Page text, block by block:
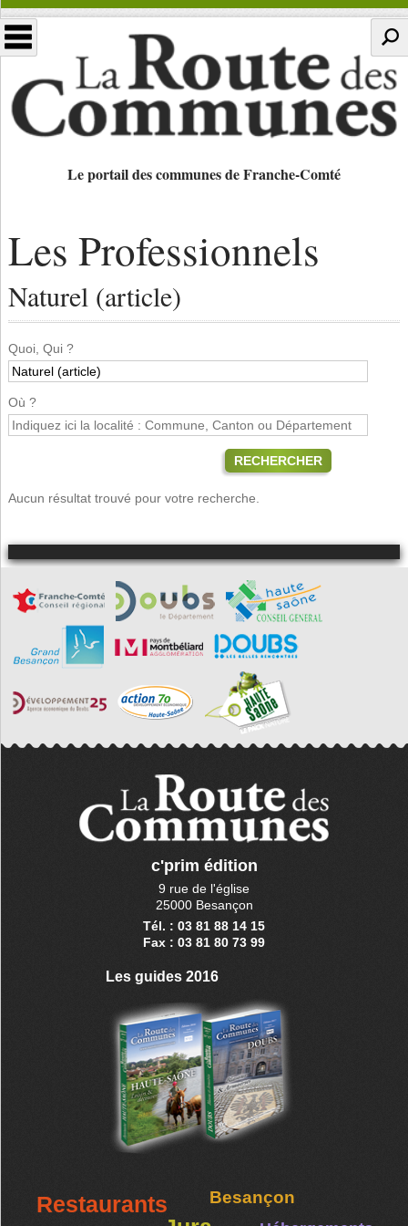
Le portail des communes de Franche-Comté
Les Professionnels
Naturel (article)
Quoi, Qui ?
Où ?
RECHERCHER
Aucun résultat trouvé pour votre recherche.
c'prim édition
9 rue de l'église
25000 Besançon
Tél. : 03 81 88 14 15
Fax : 03 81 80 73 99
Les guides 2016
Restaurants Besançon